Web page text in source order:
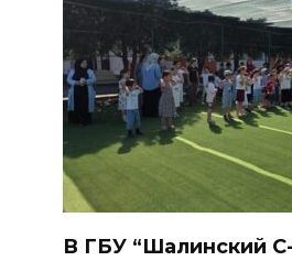
В ГБУ “Шалинский